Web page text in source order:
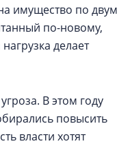
имущество по двум
по-новому,
нагрузка делает
В этом году
повысить
власти хотят